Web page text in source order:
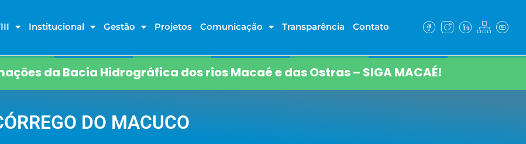
Institucional Gestão Projetos Comunicação Transparência Contato
da Bacia Hidrográfica dos rios Macaé e das Ostras – SIGA MACAÉ!
DO MACUCO